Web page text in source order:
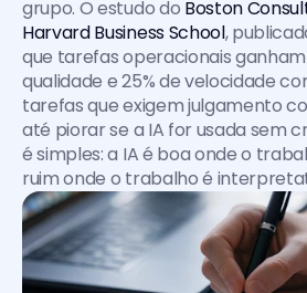
grupo. O estudo do Boston
Harvard Business School,
que tarefas operacionais
qualidade e 25% de velocidade
tarefas que exigem julgamento
até piorar se a IA for usada sem
é simples: a IA é boa onde o
ruim onde o trabalho é